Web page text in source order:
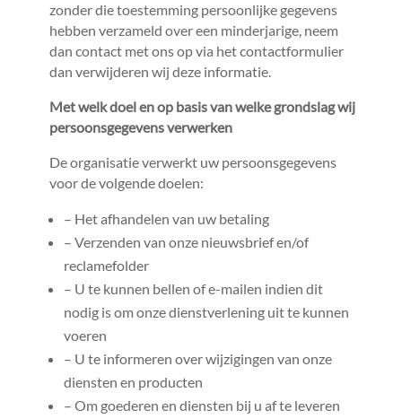
zonder die toestemming persoonlijke gegevens
hebben verzameld over een minderjarige, neem
dan contact met ons op via het contactformulier
dan verwijderen wij deze informatie.
Met welk doel en op basis van welke grondslag wij
persoonsgegevens verwerken
De organisatie verwerkt uw persoonsgegevens
voor de volgende doelen:
– Het afhandelen van uw betaling
– Verzenden van onze nieuwsbrief en/of
reclamefolder
– U te kunnen bellen of e-mailen indien dit
nodig is om onze dienstverlening uit te kunnen
voeren
– U te informeren over wijzigingen van onze
diensten en producten
– Om goederen en diensten bij u af te leveren